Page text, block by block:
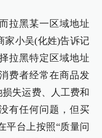
拉黑某一区域地址
家小吴(化姓)告诉记
拉黑特定区域地址
费者经常在商品发
失运费、人工费和
有任何问题，但买
平台上按照“质量问